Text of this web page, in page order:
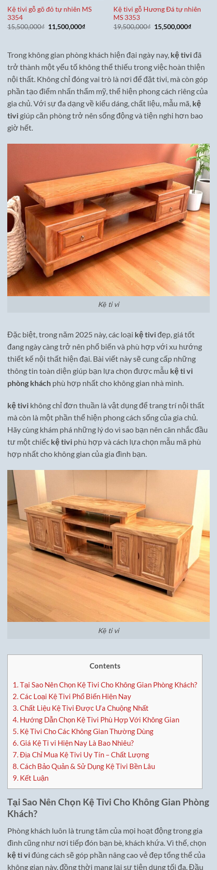
Kệ tivi gỗ gõ đỏ tự nhiên MS
3354
15,500,000₫ Giá
gốc
11,500,000₫Giá
11,500,000₫.
Kệ tivi gỗ Hương Đá tự nhiên
MS 3353
19,500,000₫ Giá
gốc
15,500,000₫Giá
Trong không gian phòng khách hiện đại ngày nay, kệ tiviđã
trở thành một yếu tố không thể thiếu trong việc hoàn thiện
nội thất. Không chỉ đóng vai trò là nơi để đặt tivi, mà còn góp
phần tạo điểm nhấn thẩm mỹ, thể hiện phong cách riêng của
gia chủ. Với sự đa dạng về kiểu dáng, chất liệu, mẫu mã, kệ
tivi giúp căn phòng trở nên sống động và tiện nghi hơn bao
giờ hết.
Kệ ti vi
Đặc biệt, trong năm 2025 này, các loại kệ tiviđẹp, giá tốt
đang ngày càng trở nên phổ biến và phù hợp với xu hướng
thiết kế nội thất hiện đại. Bài viết này sẽ cung cấp những
thông tin toàn diện giúp bạn lựa chọn được mẫu kệ ti vi
phòng khách phù hợp nhất cho không gian nhà mình.
kệ tivi không chỉ đơn thuần là vật dụng để trang trí nội thất
mà còn là một phần thể hiện phong cách sống của gia chủ.
Hãy cùng khám phá những lý do vì sao bạn nên cân nhắc đầu
tư một chiếc kệ tivi phù hợp và cách lựa chọn mẫu mã phù
hợp nhất cho không gian của gia đình bạn.
Kệ ti vi
Contents
1.Tại Sao Nên Chọn Kệ Tivi Cho Không Gian Phòng Khách?
2.Các Loại Kệ Tivi Phổ Biến Hiện Nay
3.Chất Liệu Kệ Tivi Được Ưa Chuộng Nhất
4. Hướng Dẫn Chọn Kệ Tivi Phù Hợp Với Không Gian
5. Kệ Tivi Cho Các Không Gian Thường Dùng
6.Giá Kệ Ti vi Hiện Nay Là Bao Nhiêu?
7.Địa Chỉ Mua Kệ Tivi Uy Tín – Chất Lượng
8.Cách Bảo Quản & Sử Dụng Kệ Tivi Bền Lâu
9. Kết Luận
Tại Sao Nên Chọn Kệ Tivi Cho Không Gian Phòng
Khách?
Phòng khách luôn là trung tâm của mọi hoạt động trong gia
đình cũng như nơi tiếp đón bạn bè, khách khứa. Vì thế, chọn
kệ ti viđúng cách sẽ góp phần nâng cao vẻ đẹp tổng thể của
không gian này, đồng thời mang lại sự tiện dụng tối đa. Đầu